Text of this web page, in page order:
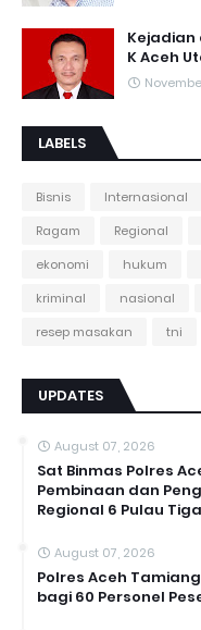
Kejadian
K Aceh
LABELS
Bisnis Internasional
Ragam
Regional
ekonomi
hukum
kriminal
nasional
resep masakan
tni
UPDATES
August 07, 2026
Sat Binmas Polres
Pembinaan dan
Regional 6 Pulau Tiga
August 07, 2026
Polres Aceh
bagi 60 Personel